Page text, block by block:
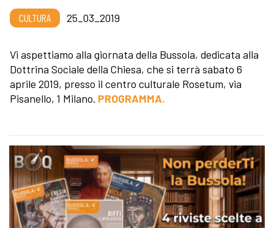
CULTURA 25_03_2019
Vi aspettiamo alla giornata della Bussola, dedicata alla
Dottrina Sociale della Chiesa, che si terrà sabato 6
aprile 2019, presso il centro culturale Rosetum, via
Pisanello, 1 Milano. PROGRAMMA.